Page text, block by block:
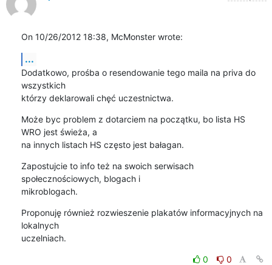
On 10/26/2012 18:38, McMonster wrote:
...
Dodatkowo, prośba o resendowanie tego maila na priva do
wszystkich
którzy deklarowali chęć uczestnictwa.
Może byc problem z dotarciem na początku, bo lista HS
WRO jest świeża, a
na innych listach HS często jest bałagan.
Zapostujcie to info też na swoich serwisach
społecznościowych, blogach i
mikroblogach.
Proponuję również rozwieszenie plakatów informacyjnych na
lokalnych
uczelniach.
0
0